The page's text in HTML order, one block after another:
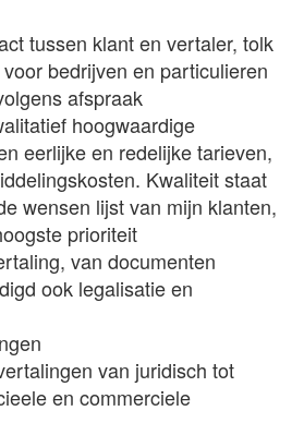
tussen klant en vertaler, tolk
bedrijven en particulieren
afspraak
hoogwaardige
eerlijke en redelijke tarieven,
Kwaliteit staat
wensen lijst van mijn klanten,
prioriteit
van documenten
ook legalisatie en
van juridisch tot
en commerciele